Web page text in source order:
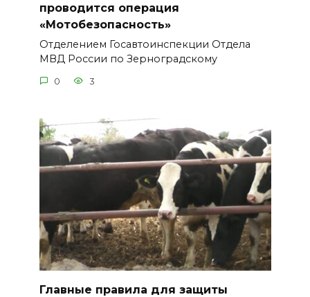
проводится операция
«Мотобезопасность»
Отделением Госавтоинспекции Отдела
МВД России по Зерноградскому
0 3
Главные правила для защиты